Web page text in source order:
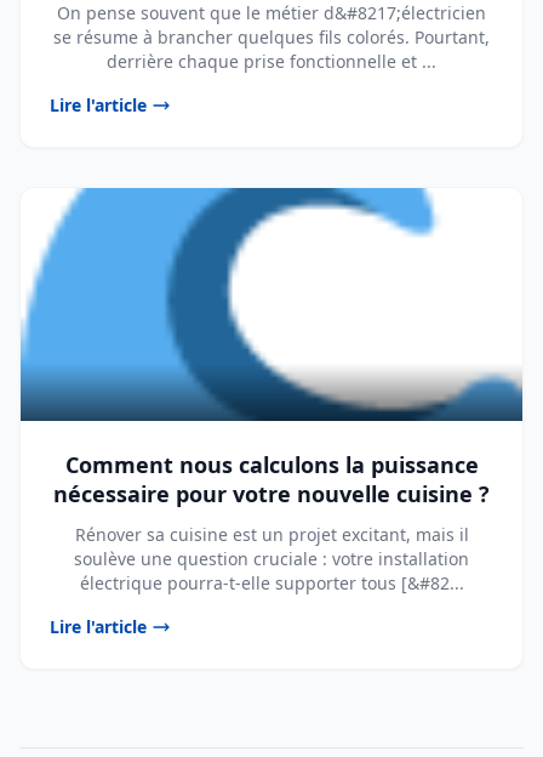
On pense souvent que le métier d&#8217;électricien
se résume à brancher quelques fils colorés. Pourtant,
derrière chaque prise fonctionnelle et ...
Lire l'article
Comment nous calculons la puissance
nécessaire pour votre nouvelle cuisine ?
Rénover sa cuisine est un projet excitant, mais il
soulève une question cruciale : votre installation
électrique pourra-t-elle supporter tous [&#82...
Lire l'article